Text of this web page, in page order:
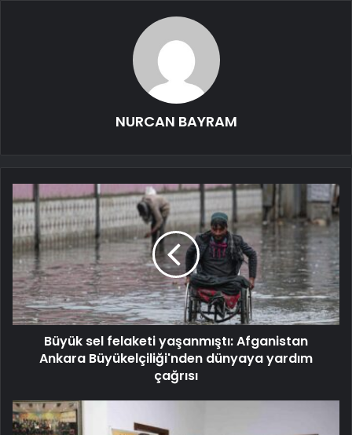
NURCAN BAYRAM
Büyük sel felaketi yaşanmıştı: Afganistan
Ankara Büyükelçiliği'nden dünyaya yardım
çağrısı